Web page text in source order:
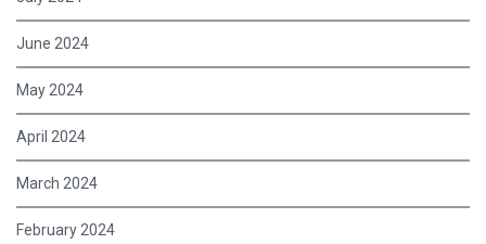
June 2024
May 2024
April 2024
March 2024
February 2024